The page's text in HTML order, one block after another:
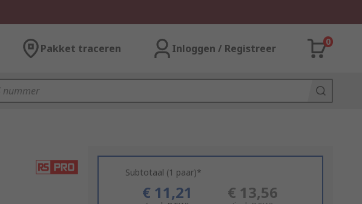
Pakket traceren Inloggen / Registreer
0
Subtotaal (1 paar)*
€ 11,21 € 13,56